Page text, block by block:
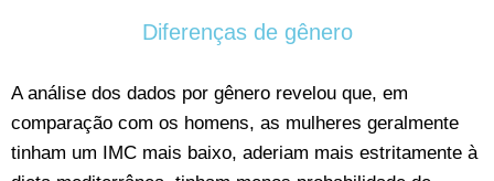
Diferenças de gênero
A análise dos dados por gênero revelou que, em
comparação com os homens, as mulheres geralmente
tinham um IMC mais baixo, aderiam mais estritamente à